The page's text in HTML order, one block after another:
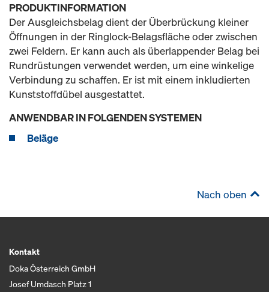
PRODUKTINFORMATION
Der Ausgleichsbelag dient der Überbrückung kleiner
Öffnungen in der Ringlock-Belagsfläche oder zwischen
zwei Feldern. Er kann auch als überlappender Belag bei
Rundrüstungen verwendet werden, um eine winkelige
Verbindung zu schaffen. Er ist mit einem inkludierten
Kunststoffdübel ausgestattet.
ANWENDBAR IN FOLGENDEN SYSTEMEN
Beläge
Nach oben
Kontakt
Doka Österreich GmbH
Josef Umdasch Platz 1